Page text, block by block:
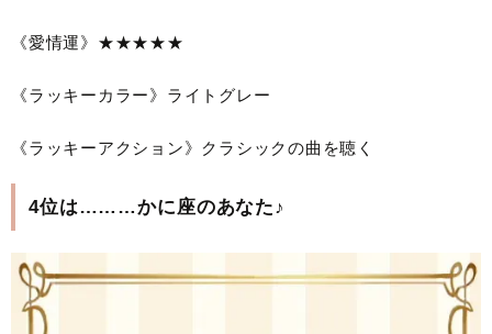
《愛情運》★★★★★
《ラッキーカラー》ライトグレー
《ラッキーアクション》クラシックの曲を聴く
4位は………かに座のあなた♪